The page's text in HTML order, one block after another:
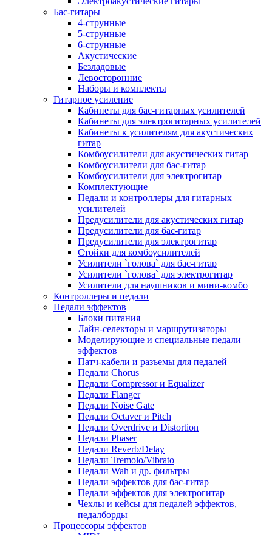
Бас-гитары
4-струнные
5-струнные
6-струнные
Акустические
Безладовые
Левосторонние
Наборы и комплекты
Гитарное усиление
Кабинеты для бас-гитарных усилителей
Кабинеты для электрогитарных усилителей
Кабинеты к усилителям для акустических
гитар
Комбоусилители для акустических гитар
Комбоусилители для бас-гитар
Комбоусилители для электрогитар
Комплектующие
Педали и контроллеры для гитарных
усилителей
Предусилители для акустических гитар
Предусилители для бас-гитар
Предусилители для электрогитар
Стойки для комбоусилителей
Усилители `голова` для бас-гитар
Усилители `голова` для электрогитар
Усилители для наушников и мини-комбо
Контроллеры и педали
Педали эффектов
Блоки питания
Лайн-селекторы и маршрутизаторы
Моделирующие и специальные педали
эффектов
Патч-кабели и разъемы для педалей
Педали Chorus
Педали Compressor и Equalizer
Педали Flanger
Педали Noise Gate
Педали Octaver и Pitch
Педали Overdrive и Distortion
Педали Phaser
Педали Reverb/Delay
Педали Tremolo/Vibrato
Педали Wah и др. фильтры
Педали эффектов для бас-гитар
Педали эффектов для электрогитар
Чехлы и кейсы для педалей эффектов,
педалборды
Процессоры эффектов